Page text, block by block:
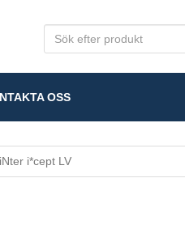
OSS
i*cept LV